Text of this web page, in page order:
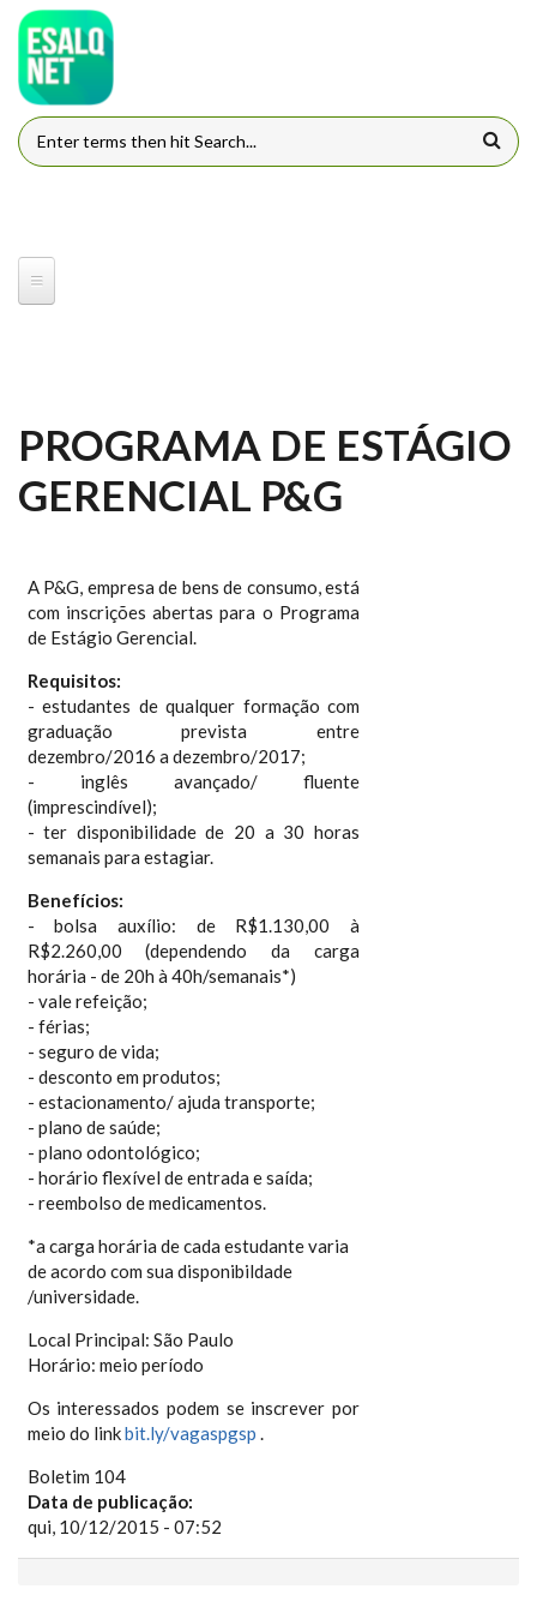
Pular para o conteúdo principal
FORMULÁRIO DE BUSCA
PROGRAMA DE ESTÁGIO
GERENCIAL P&G
A P&G, empresa de bens de consumo, está
com inscrições abertas para o Programa
de Estágio Gerencial.
Requisitos:
- estudantes de qualquer formação com
graduação prevista entre
dezembro/2016 a dezembro/2017;
- inglês avançado/ fluente
(imprescindível);
- ter disponibilidade de 20 a 30 horas
semanais para estagiar.
Benefícios:
- bolsa auxílio: de R$1.130,00 à
R$2.260,00 (dependendo da carga
horária - de 20h à 40h/semanais*)
- vale refeição;
- férias;
- seguro de vida;
- desconto em produtos;
- estacionamento/ ajuda transporte;
- plano de saúde;
- plano odontológico;
- horário flexível de entrada e saída;
- reembolso de medicamentos.
*a carga horária de cada estudante varia
de acordo com sua disponibildade
/universidade.
Local Principal: São Paulo
Horário: meio período
Os interessados podem se inscrever por
meio do linkbit.ly/vagaspgsp .
Boletim 104
Data de publicação:
qui, 10/12/2015 - 07:52